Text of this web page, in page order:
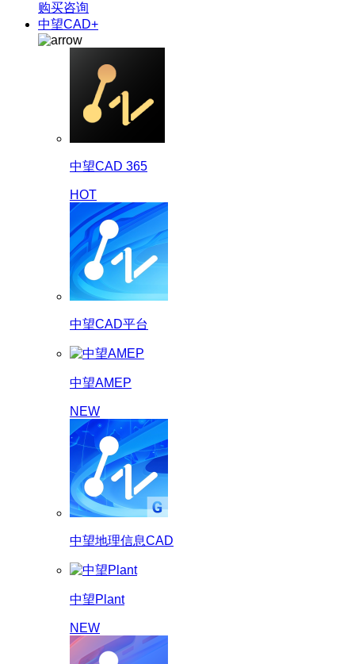
购买咨询
中望CAD+
中望CAD 365
HOT
中望CAD平台
中望AMEP
NEW
中望地理信息CAD
中望Plant
NEW